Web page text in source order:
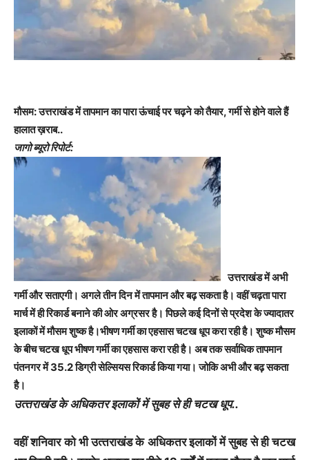
मौसम: उत्तराखंड में तापमान का पारा ऊंचाई पर चढ़ने को तैयार, गर्मी से होने वाले हैं
हालात ख़राब..
जागो ब्यूरो रिपोर्ट:
उत्तराखंड में अभी
गर्मी और सताएगी। अगले तीन दिन में तापमान और बढ़ सकता है। वहीं चढ़ता पारा
मार्च में ही रिकार्ड बनाने की ओर अग्रसर है। पिछले कई दिनों से प्रदेश के ज्यादातर
इलाकों में मौसम शुष्क है।भीषण गर्मी का एहसास चटख धूप करा रही है। शुष्क मौसम
के बीच चटख धूप भीषण गर्मी का एहसास करा रही है। अब तक सर्वाधिक तापमान
पंतनगर में 35.2 डिग्री सेल्सियस रिकार्ड किया गया। जोकि अभी और बढ़ सकता
है।
उत्‍तराखंड के अधिकतर इलाकों में सुबह से ही चटख धूप..
वहीं शनिवार को भी उत्‍तराखंड के अधिकतर इलाकों में सुबह से ही चटख